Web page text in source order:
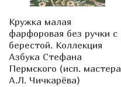
Кружка малая
фарфоровая без ручки с
берестой. Коллекция
Азбука Стефана
Пермского (исп. мастера
А.Л. Чичкарёва)